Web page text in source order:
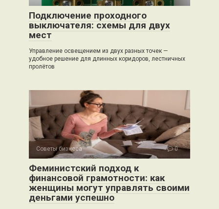
Подключение проходного
выключателя: схемы для двух
мест
Управление освещением из двух разных точек —
удобное решение для длинных коридоров, лестничных
пролётов
Советы бизнеса 0
Феминистский подход к
финансовой грамотности: как
женщины могут управлять своими
деньгами успешно